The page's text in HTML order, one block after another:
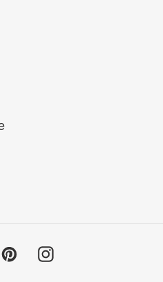
PinterestInstagram